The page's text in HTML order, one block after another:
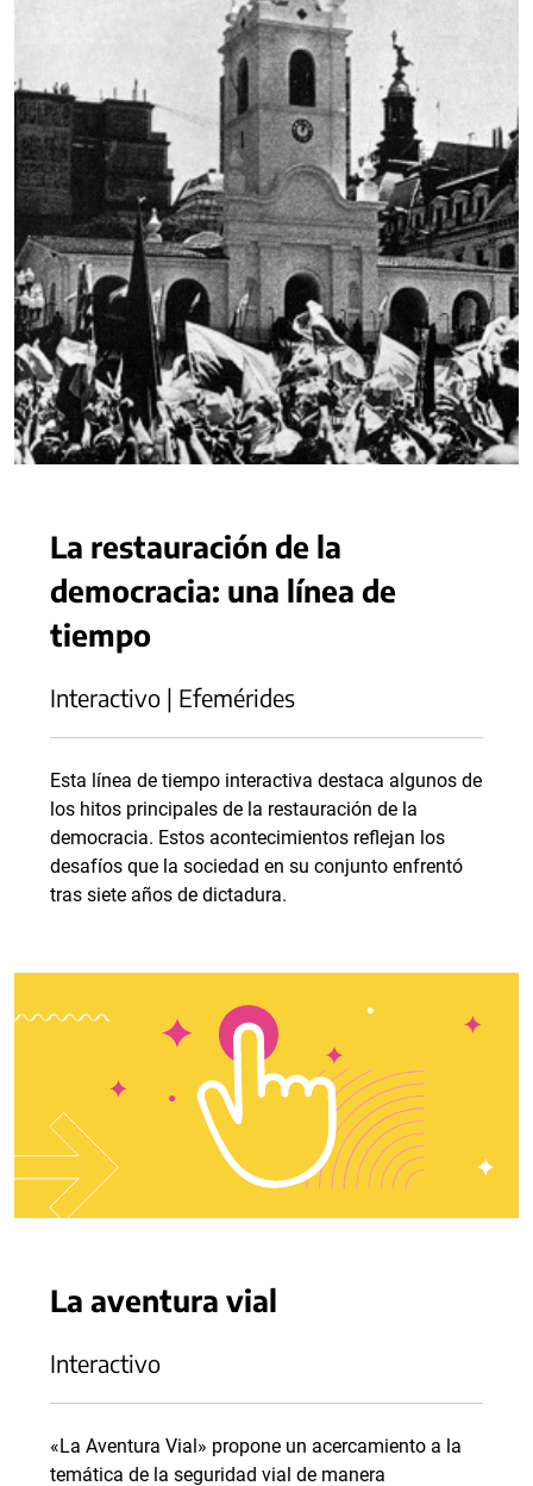
La restauración de la
democracia: una línea de
tiempo
Interactivo | Efemérides
Esta línea de tiempo interactiva destaca algunos de
los hitos principales de la restauración de la
democracia. Estos acontecimientos reflejan los
desafíos que la sociedad en su conjunto enfrentó
tras siete años de dictadura.
La aventura vial
Interactivo
«La Aventura Vial» propone un acercamiento a la
temática de la seguridad vial de manera